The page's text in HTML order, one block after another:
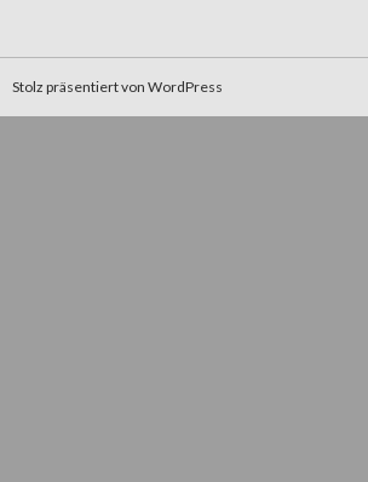
Stolz präsentiert von WordPress